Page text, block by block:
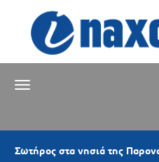
στα νησιά της Παροναξίας –